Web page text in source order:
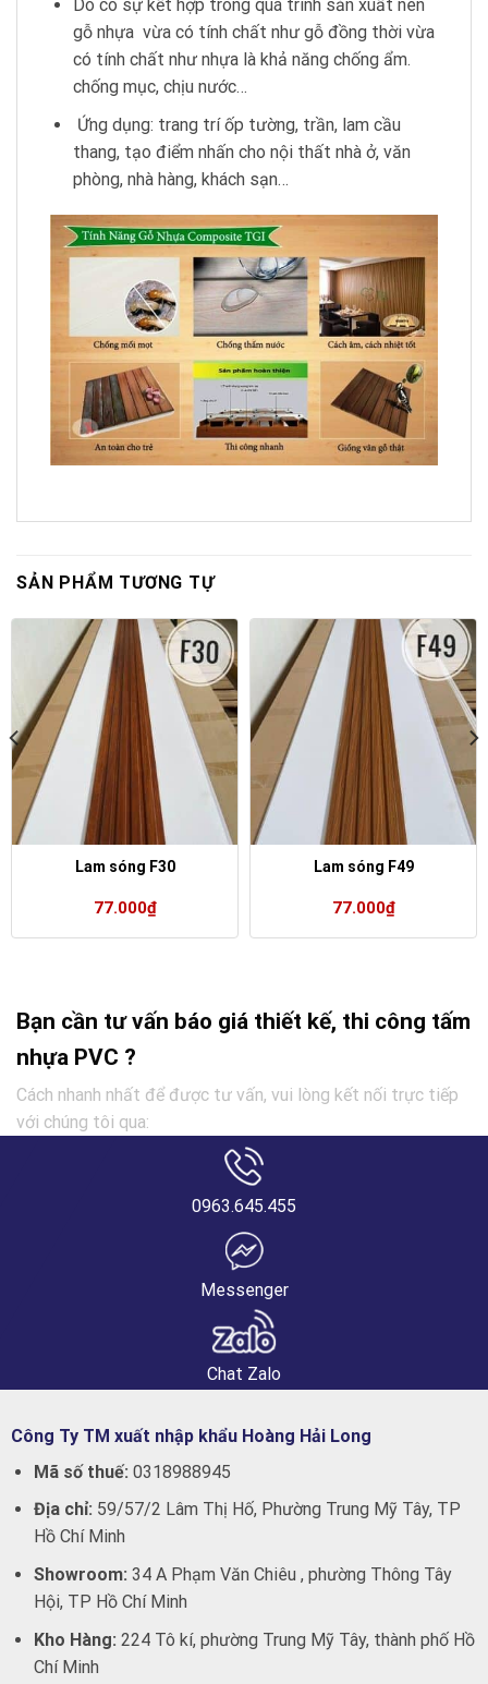
Do có sự kết hợp trong quá trình sản xuất nên
gỗ nhựa vừa có tính chất như gỗ đồng thời vừa
có tính chất như nhựa là khả năng chống ẩm.
chống mục, chịu nước…
Ứng dụng: trang trí ốp tường, trần, lam cầu
thang, tạo điểm nhấn cho nội thất nhà ở, văn
phòng, nhà hàng, khách sạn…
SẢN PHẨM TƯƠNG TỰ
Lam sóng F30
77.000₫
Lam sóng F49
77.000₫
Bạn cần tư vấn báo giá thiết kế, thi công tấm
nhựa PVC ?
Cách nhanh nhất để được tư vấn, vui lòng kết nối trực tiếp
với chúng tôi qua:
0963.645.455
Messenger
Chat Zalo
Công Ty TM xuất nhập khẩu Hoàng Hải Long
Mã số thuế: 0318988945
Địa chỉ: 59/57/2 Lâm Thị Hố, Phường Trung Mỹ Tây, TP
Hồ Chí Minh
Showroom: 34 A Phạm Văn Chiêu , phường Thông Tây
Hội, TP Hồ Chí Minh
Kho Hàng: 224 Tô kí, phường Trung Mỹ Tây, thành phố Hồ
Chí Minh